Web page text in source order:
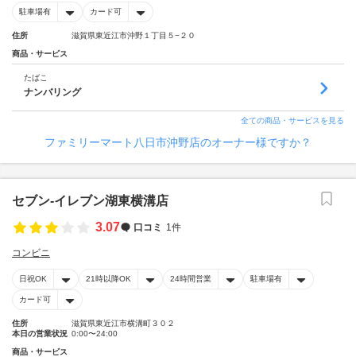
駐車場有 カード可
住所 滋賀県東近江市沖野１丁目５−２０
商品・サービス
たばこ
ナンバリング
全ての商品・サービスを見る
ファミリーマート八日市沖野店のオーナー様ですか？
セブン‐イレブン湖東横溝店
3.07
口コミ 1件
コンビニ
日祝OK 21時以降OK 24時間営業 駐車場有
カード可
住所
滋賀県東近江市横溝町３０２
本日の営業状況 0:00〜24:00
商品・サービス